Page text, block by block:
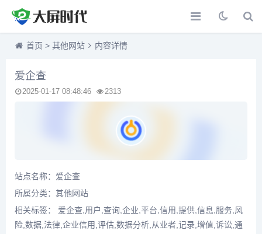
首页 > 其他网站 内容详情
爱企查
2025-01-17 08:48:46 2313
站点名称：爱企查
所属分类： 其他网站
相关标签： 爱企查,用户,查询,企业,平台,信用,提供,信息,服务,风
险,数据,法律,企业信用,评估,数据分析,从业者,记录,增值,诉讼,通